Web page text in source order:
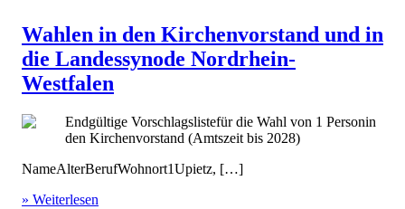
Wahlen in den Kirchenvorstand und in
die Landessynode Nordrhein-
Westfalen
Endgültige Vorschlagslistefür die Wahl von 1 Personin
den Kirchenvorstand (Amtszeit bis 2028)
NameAlterBerufWohnort1Upietz, […]
» Weiterlesen